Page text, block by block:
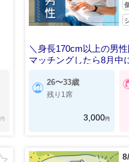
円
＼身長170cm以上の男
マッチングしたら8月中
26〜33歳
残り1席
3,000円